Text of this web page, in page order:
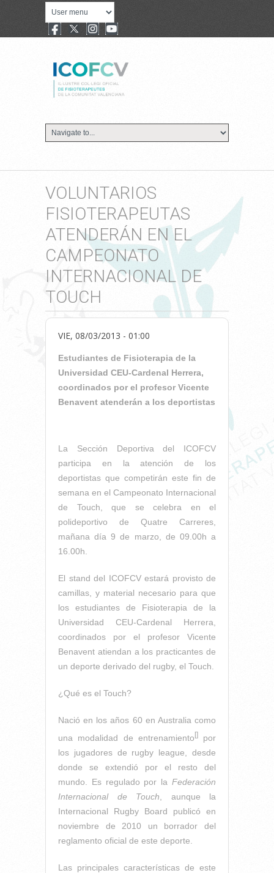
VOLUNTARIOS
FISIOTERAPEUTAS
ATENDERÁN EN EL
CAMPEONATO
INTERNACIONAL DE
TOUCH
VIE, 08/03/2013 - 01:00
Estudiantes de Fisioterapia de la
Universidad CEU-Cardenal Herrera,
coordinados por el profesor Vicente
Benavent atenderán a los deportistas
La Sección Deportiva del ICOFCV
participa en la atención de los
deportistas que competirán este fin de
semana en el Campeonato Internacional
de Touch, que se celebra en el
polideportivo de Quatre Carreres,
mañana día 9 de marzo, de 09.00h a
16.00h.
El stand del ICOFCV estará provisto de
camillas, y material necesario para que
los estudiantes de Fisioterapia de la
Universidad CEU-Cardenal Herrera,
coordinados por el profesor Vicente
Benavent atiendan a los practicantes de
un deporte derivado del rugby, el Touch.
¿Qué es el Touch?
Nació en los años 60 en Australia como
una modalidad de entrenamiento[]por
los jugadores de rugby league, desde
donde se extendió por el resto del
mundo. Es regulado por la Federación
Internacional de Touch , aunque la
Internacional Rugby Board publicó en
noviembre de 2010 un borrador del
reglamento oficial de este deporte.
Las principales características de este